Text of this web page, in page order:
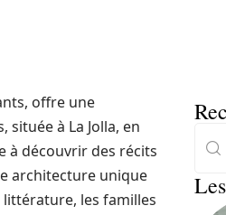
offre une
à La Jolla, en
à découvrir des récits
architecture unique
les familles